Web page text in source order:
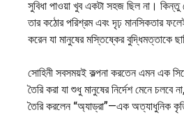
সুবিধা পাওয়া খুব একটা সহজ ছিল না। কিন্তু
তার কঠোর পরিশ্রম এবং দৃঢ় মানসিকতার
করেন যা মানুষের মস্তিষ্কের বুদ্ধিমত্তাকে
সোহিনী সবসময়ই কল্পনা করতেন এমন এক
তৈরি করা যা শুধু মানুষের নির্দেশ মেনে
তৈরি করলেন “অ্যাড্রা”—এক অত্যাধুনিক